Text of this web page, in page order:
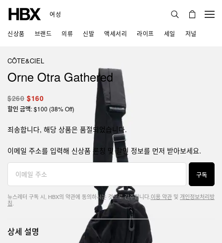
여성
신상품 브랜드 의류 신발 액세서리 라이프 세일 저널
CÔTE&CIEL
Orne Otra Gathered
$260 $160
할인 금액: $100 (38% Off)
죄송합니다, 해당 상품은 품절되었습니다.
이메일 주소를 입력해 신상품 론칭 및 할인 정보를 먼저 받아보세요.
구독
뉴스레터 구독 시, HBX의 약관에 동의하시는 것으로 간주됩니다. 이용 약관 및 개인정보처리방
침
상세 설명